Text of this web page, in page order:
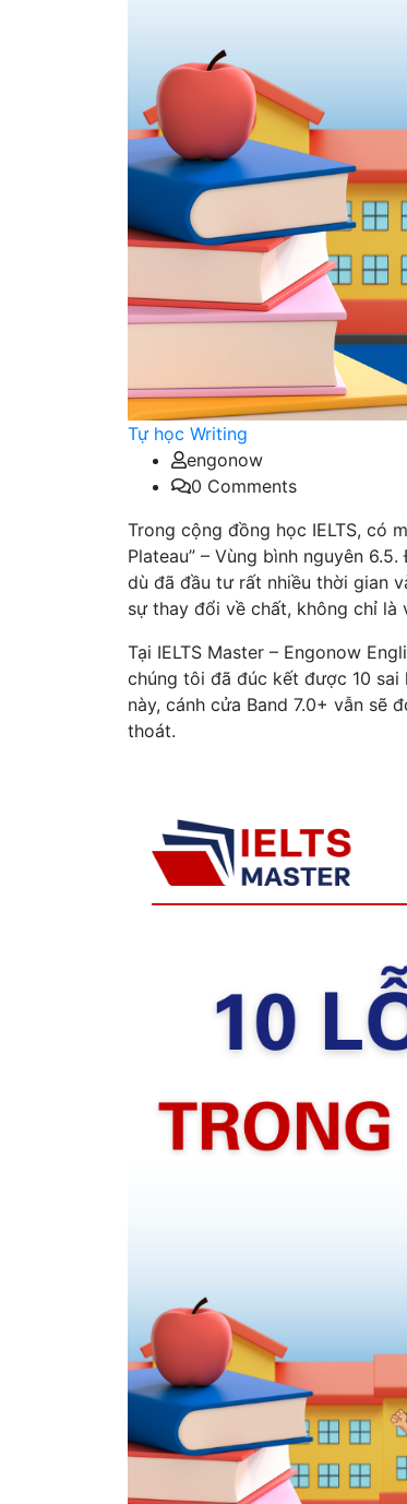
Tự học Writing
engonow
0 Comments
Trong cộng đồng học IELTS, có
Plateau” – Vùng bình nguyên
dù đã đầu tư rất nhiều thời gian
sự thay đổi về chất, không chỉ là
Tại IELTS Master – Engonow
chúng tôi đã đúc kết được 10 sai
này, cánh cửa Band 7.0+ vẫn sẽ
thoát.